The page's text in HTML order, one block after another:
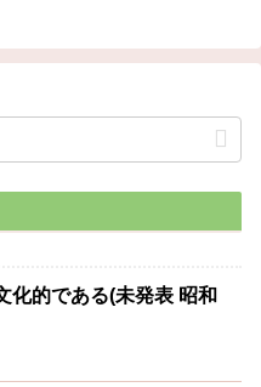
が逆になるからである、なぜ
と言えば、私が常に注意する
慢心するとどうも人間力が加
化的である(未発表 昭和